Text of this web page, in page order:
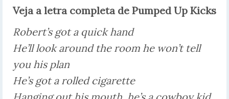
Veja a letra completa de Pumped Up Kicks
Robert’s got a quick hand
He’ll look around the room he won’t tell
you his plan
He’s got a rolled cigarette